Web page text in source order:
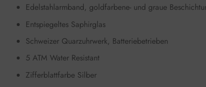
Edelstahlarmband, goldfarbene- und graue
Entspiegeltes Saphirglas
Schweizer Quarzuhrwerk, Batteriebetrieben
5 ATM Water Resistant
Zifferblattfarbe Silber